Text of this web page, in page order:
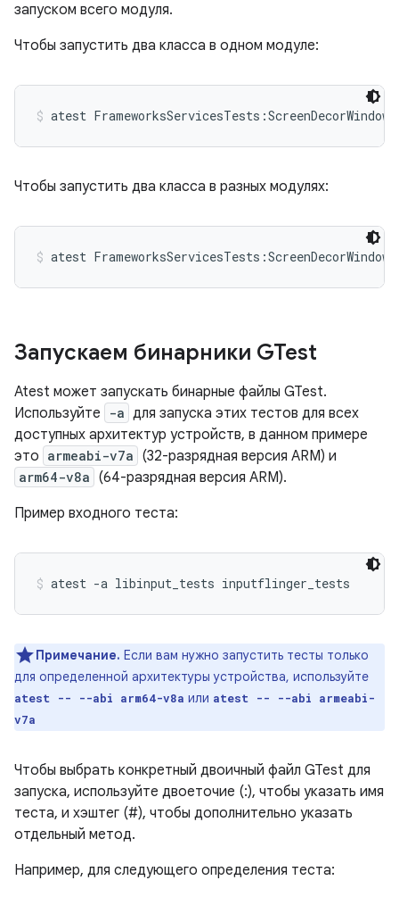
запуском всего модуля.
Чтобы запустить два класса в одном модуле:
atest
Чтобы запустить два класса в разных модулях:
atest
Запускаем бинарники GTest
Atest может запускать бинарные файлы GTest.
Используйте
-a для запуска этих тестов для всех
доступных архитектур устройств, в данном примере
это armeabi-v7a (32-разрядная версия ARM) и
arm64-v8a (64-разрядная версия ARM).
Пример входного теста:
atest -a libinput_tests inputflinger_tests
Примечание. Если вам нужно запустить тесты только
для определенной архитектуры устройства, используйте
atest -- --abi arm64-v8a или atest -- --abi armeabi-
v7a
Чтобы выбрать конкретный двоичный файл GTest для
запуска, используйте двоеточие (:), чтобы указать имя
теста, и хэштег (#), чтобы дополнительно указать
отдельный метод.
Например, для следующего определения теста: